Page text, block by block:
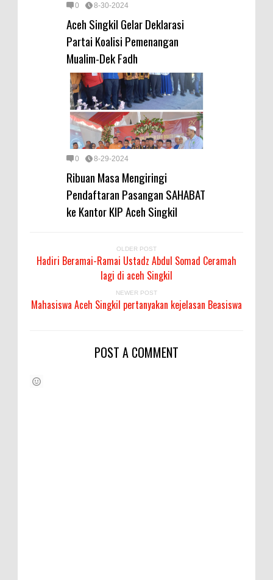
0 8-30-2024
Aceh Singkil Gelar Deklarasi
Partai Koalisi Pemenangan
Mualim-Dek Fadh
0 8-29-2024
Ribuan Masa Mengiringi
Pendaftaran Pasangan SAHABAT
ke Kantor KIP Aceh Singkil
OLDER POST
Hadiri Beramai-Ramai Ustadz Abdul Somad Ceramah
lagi di aceh Singkil
NEWER POST
Mahasiswa Aceh Singkil pertanyakan kejelasan Beasiswa
POST A COMMENT